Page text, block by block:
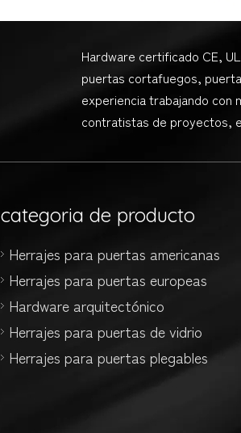
Hardware certificado CE,
puertas cortafuegos,
experiencia trabajando con
contratistas de proyectos,
categoria de producto
Herrajes para puertas americanas
Herrajes para puertas europeas
Hardware arquitectónico
Herrajes para puertas de vidrio
Herrajes para puertas plegables